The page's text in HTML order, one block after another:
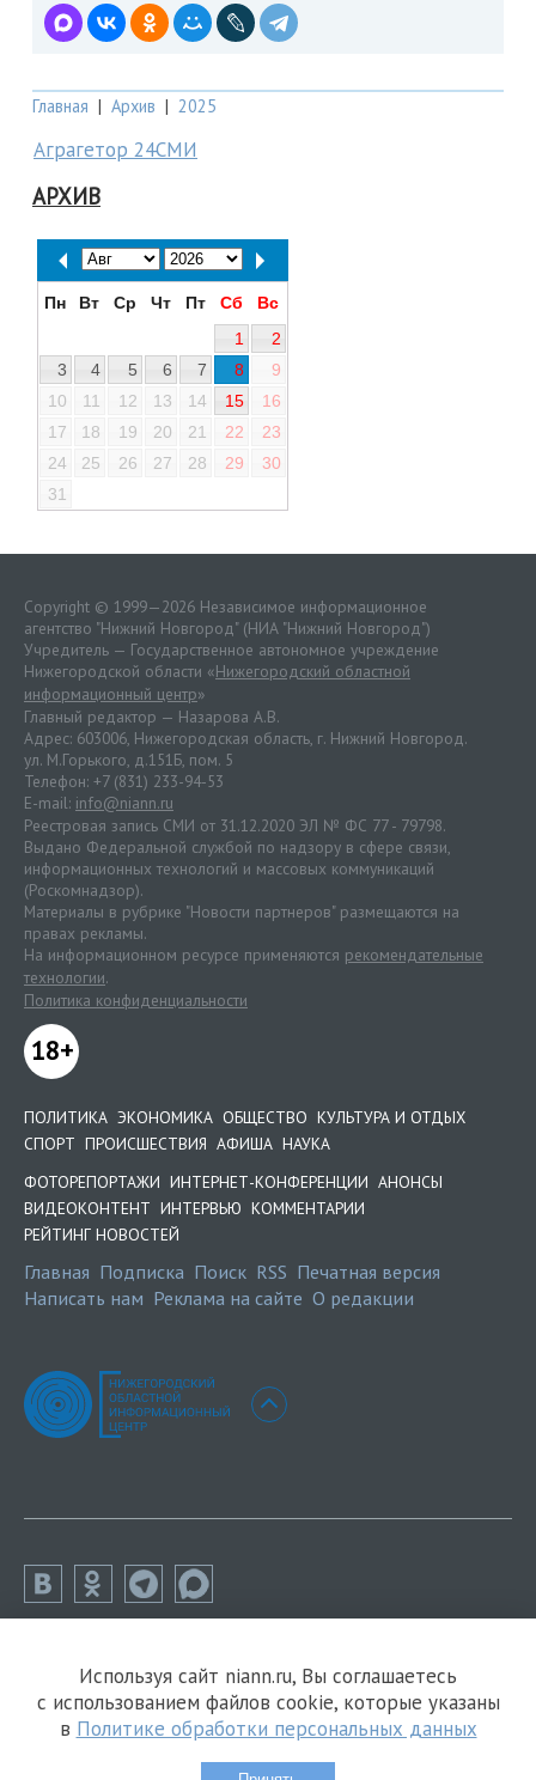
Главная | Архив | 2025
Аграгетор 24СМИ
АРХИВ
Пн Вт Ср Чт Пт Сб
Вс
1
2
3
4 5 6 7 8
9
10
11 12 13 14 15
16
17
18 19 20 21 22
23
24
25 26 27 28 29
30
31
Copyright © 1999—2026 Независимое информационное
агентство "Нижний Новгород" (НИА "Нижний Новгород")
Учредитель — Государственное автономное учреждение
Нижегородской области «Нижегородский областной
информационный центр»
Главный редактор — Назарова А.В.
Адрес: 603006, Нижегородская область, г. Нижний Новгород.
ул. М.Горького, д.151Б, пом. 5
Телефон: +7 (831) 233-94-53
E-mail: info@niann.ru
Реестровая запись СМИ от 31.12.2020 ЭЛ № ФС 77 - 79798.
Выдано Федеральной службой по надзору в сфере связи,
информационных технологий и массовых коммуникаций
(Роскомнадзор).
Материалы в рубрике "Новости партнеров" размещаются на
правах рекламы.
На информационном ресурсе применяются рекомендательные
технологии.
Политика конфиденциальности
18+
ПОЛИТИКА ЭКОНОМИКА ОБЩЕСТВО КУЛЬТУРА И ОТДЫХ
СПОРТ ПРОИСШЕСТВИЯ АФИША НАУКА
ФОТОРЕПОРТАЖИ ИНТЕРНЕТ-КОНФЕРЕНЦИИ АНОНСЫ
ВИДЕОКОНТЕНТ ИНТЕРВЬЮ КОММЕНТАРИИ
РЕЙТИНГ НОВОСТЕЙ
Главная Подписка Поиск RSS Печатная версия
Написать нам Реклама на сайте О редакции
Используя сайт niann.ru, Вы соглашаетесь
с использованием файлов cookie, которые указаны
в Политике обработки персональных данных